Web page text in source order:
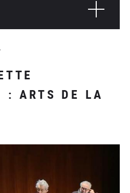
: ARTS DE LA